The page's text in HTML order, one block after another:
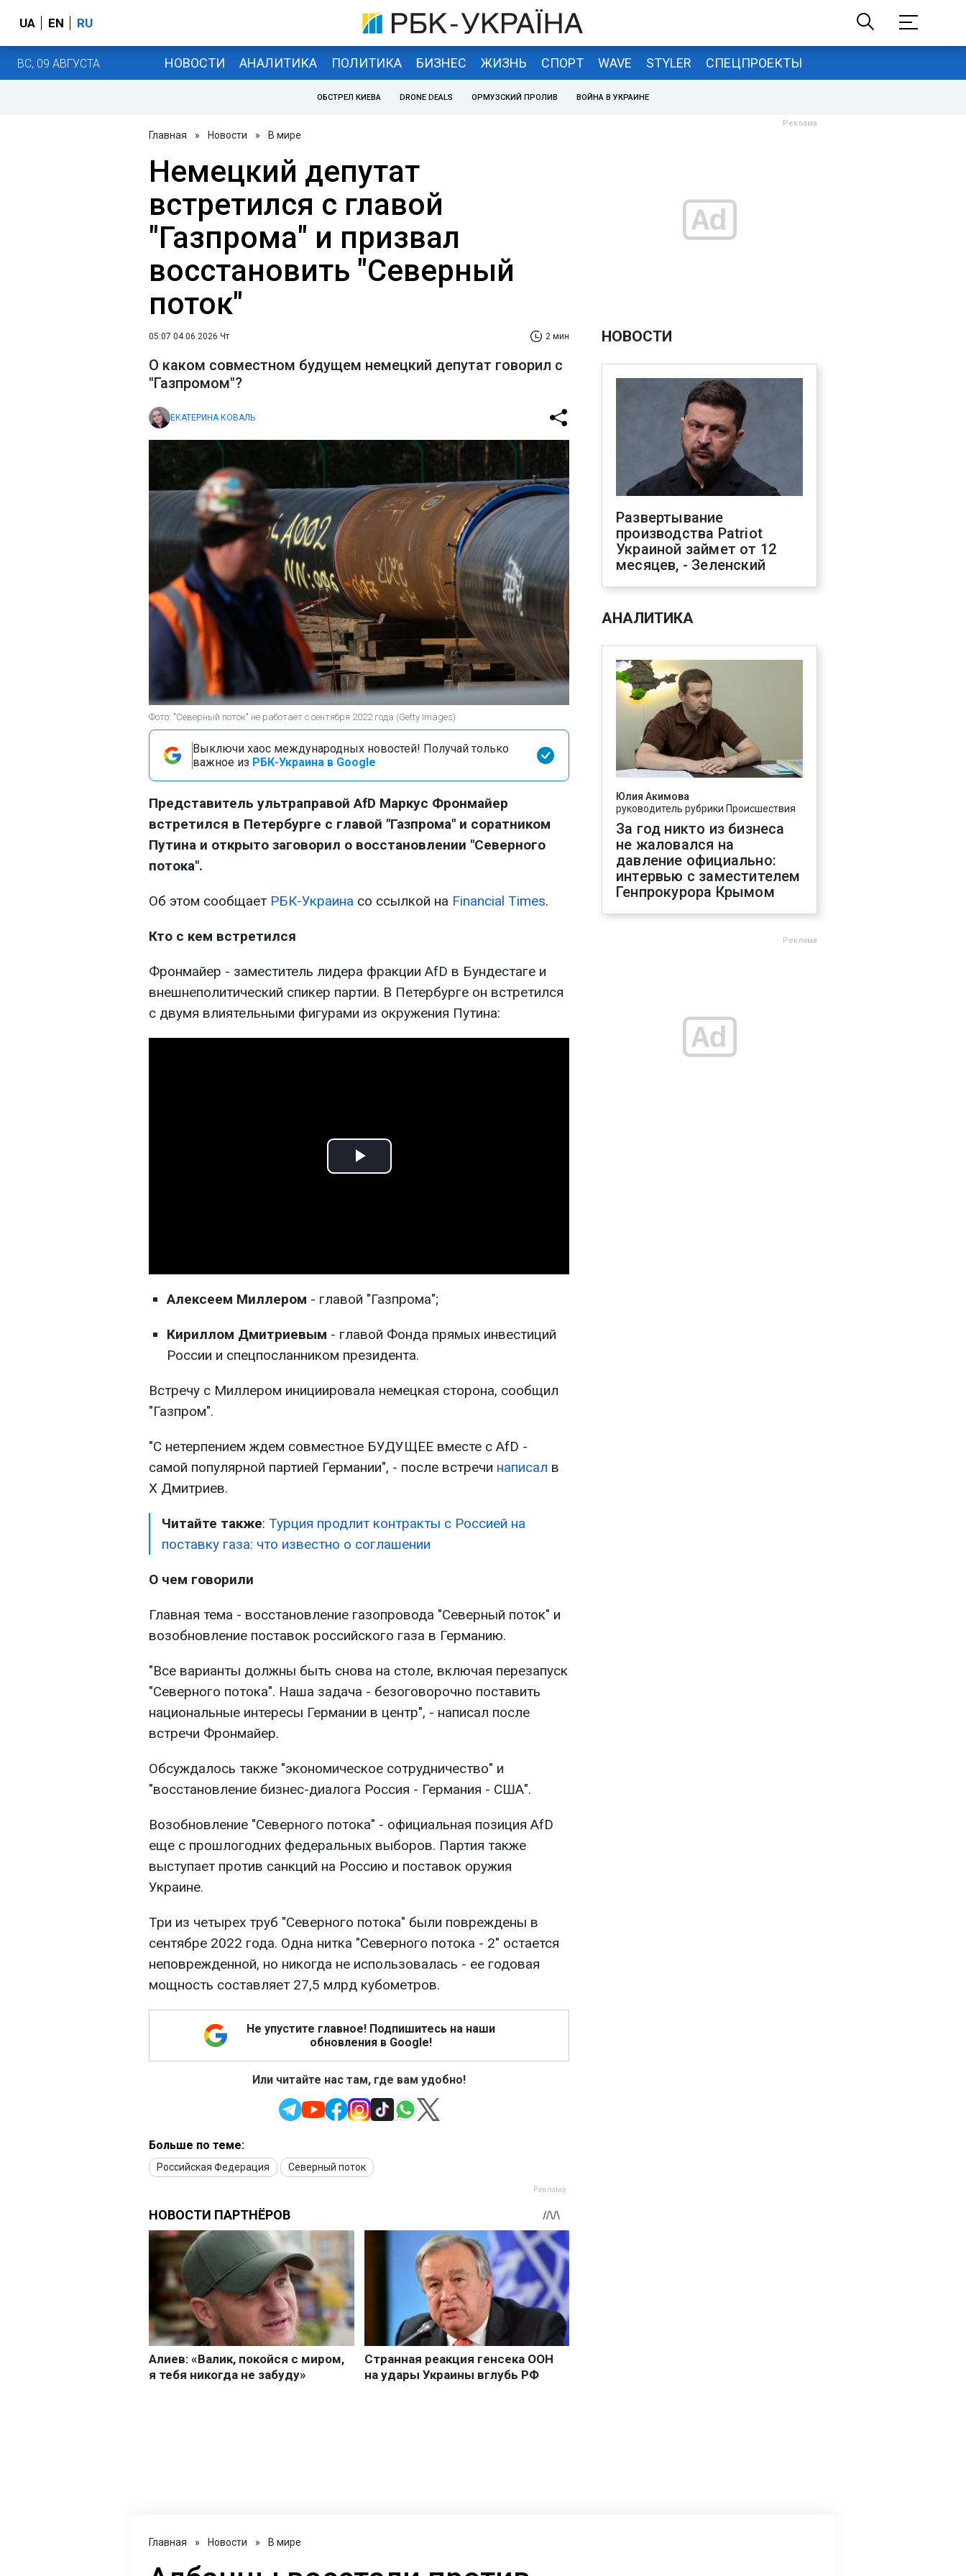
UA EN RU
ВС, 09 АВГУСТА НОВОСТИ АНАЛИТИКА ПОЛИТИКА БИЗНЕС ЖИЗНЬ СПОРТ WAVE STYLER СПЕЦПРОЕКТЫ
ОБСТРЕЛ КИЕВА DRONE DEALS ОРМУЗСКИЙ ПРОЛИВ ВОЙНА В УКРАИНЕ
Главная » Новости » В мире
Немецкий депутат
встретился с главой
"Газпрома" и призвал
восстановить "Северный
поток"
05:07 04.06.2026 Чт 2 мин
О каком совместном будущем немецкий депутат говорил с
"Газпромом"?
ЕКАТЕРИНА КОВАЛЬ
Фото: "Северный поток" не работает с сентября 2022 года (Getty Images)
Выключи хаос международных новостей! Получай только
важное из РБК-Украина в Google
Представитель ультраправой AfD Маркус Фронмайер
встретился в Петербурге с главой "Газпрома" и соратником
Путина и открыто заговорил о восстановлении "Северного
потока".
Об этом сообщает РБК-Украина со ссылкой на Financial Times.
Кто с кем встретился
Фронмайер - заместитель лидера фракции AfD в Бундестаге и
внешнеполитический спикер партии. В Петербурге он встретился
с двумя влиятельными фигурами из окружения Путина:
Play
Алексеем Миллером - главой "Газпрома";
Кириллом Дмитриевым - главой Фонда прямых инвестиций
России и спецпосланником президента.
Встречу с Миллером инициировала немецкая сторона, сообщил
"Газпром".
"С нетерпением ждем совместное БУДУЩЕЕ вместе с AfD -
самой популярной партией Германии", - после встречи написал в
X Дмитриев.
Читайте также: Турция продлит контракты с Россией на
поставку газа: что известно о соглашении
О чем говорили
Главная тема - восстановление газопровода "Северный поток" и
возобновление поставок российского газа в Германию.
"Все варианты должны быть снова на столе, включая перезапуск
"Северного потока". Наша задача - безоговорочно поставить
национальные интересы Германии в центр", - написал после
встречи Фронмайер.
Обсуждалось также "экономическое сотрудничество" и
"восстановление бизнес-диалога Россия - Германия - США".
Возобновление "Северного потока" - официальная позиция AfD
еще с прошлогодних федеральных выборов. Партия также
выступает против санкций на Россию и поставок оружия
Украине.
Три из четырех труб "Северного потока" были повреждены в
сентябре 2022 года. Одна нитка "Северного потока - 2" остается
неповрежденной, но никогда не использовалась - ее годовая
мощность составляет 27,5 млрд кубометров.
Не упустите главное! Подпишитесь на наши
обновления в Google!
Или читайте нас там, где вам удобно!
Больше по теме:
Российская Федерация Северный поток
НОВОСТИ
Развертывание
производства Patriot
Украиной займет от 12
месяцев, - Зеленский
АНАЛИТИКА
Юлия Акимова
руководитель рубрики Происшествия
За год никто из бизнеса
не жаловался на
давление официально:
интервью с заместителем
Генпрокурора Крымом
Главная » Новости » В мире